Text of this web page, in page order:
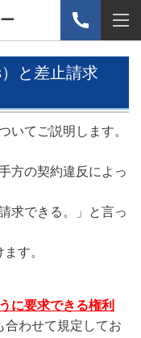
と差止請求
いてご説明します。
方の契約違反によっ
求できる。」と言っ
す。
に要求できる権利
合わせて規定してお